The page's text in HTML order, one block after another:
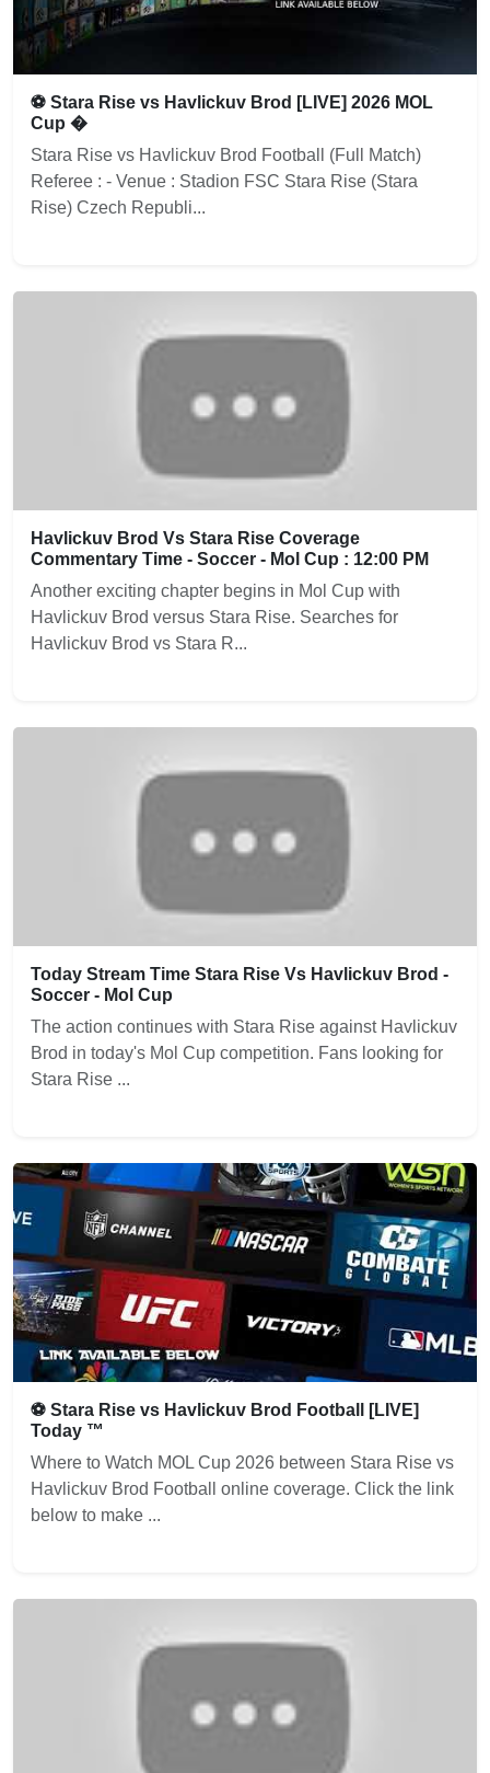
⚽ Stara Rise vs Havlickuv Brod [LIVE] 2026 MOL
Cup �
Stara Rise vs Havlickuv Brod Football (Full Match)
Referee : - Venue : Stadion FSC Stara Rise (Stara
Rise) Czech Republi...
Havlickuv Brod Vs Stara Rise Coverage
Commentary Time - Soccer - Mol Cup : 12:00 PM
Another exciting chapter begins in Mol Cup with
Havlickuv Brod versus Stara Rise. Searches for
Havlickuv Brod vs Stara R...
Today Stream Time Stara Rise Vs Havlickuv Brod -
Soccer - Mol Cup
The action continues with Stara Rise against Havlickuv
Brod in today's Mol Cup competition. Fans looking for
Stara Rise ...
⚽ Stara Rise vs Havlickuv Brod Football [LIVE]
Today ™
Where to Watch MOL Cup 2026 between Stara Rise vs
Havlickuv Brod Football online coverage. Click the link
below to make ...